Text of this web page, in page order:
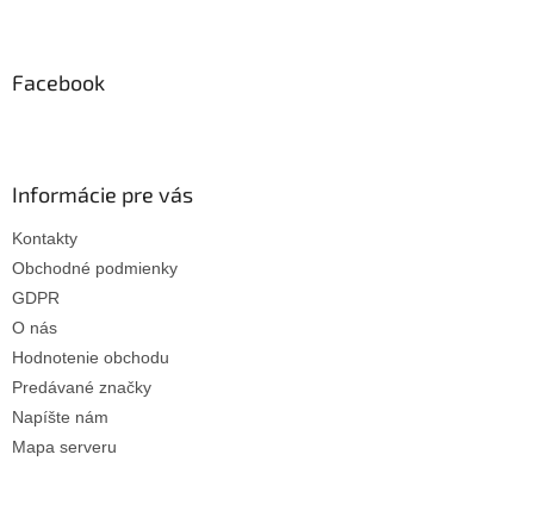
Facebook
Informácie pre vás
Kontakty
Obchodné podmienky
GDPR
O nás
Hodnotenie obchodu
Predávané značky
Napíšte nám
Mapa serveru